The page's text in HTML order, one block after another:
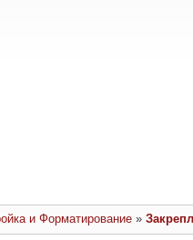
и Форматирование »